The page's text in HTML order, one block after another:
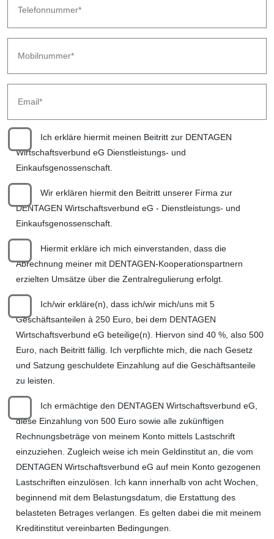
Ich erkläre hiermit meinen Beitritt zur DENTAGEN
Wirtschaftsverbund eG Dienstleistungs- und
Einkaufsgenossenschaft.
Wir erklären hiermit den Beitritt unserer Firma zur
DENTAGEN Wirtschaftsverbund eG - Dienstleistungs- und
Einkaufsgenossenschaft.
Hiermit erkläre ich mich einverstanden, dass die
Abrechnung meiner mit DENTAGEN-Kooperationspartnern
erzielten Umsätze über die Zentralregulierung erfolgt.
Ich/wir erkläre(n), dass ich/wir mich/uns mit 5
Geschäftsanteilen à 250 Euro, bei dem DENTAGEN
Wirtschaftsverbund eG beteilige(n). Hiervon sind 40 %, also 500
Euro, nach Beitritt fällig. Ich verpflichte mich, die nach Gesetz
und Satzung geschuldete Einzahlung auf die Geschäftsanteile
zu leisten.
Ich ermächtige den DENTAGEN Wirtschaftsverbund eG,
diese Einzahlung von 500 Euro sowie alle zukünftigen
Rechnungsbeträge von meinem Konto mittels Lastschrift
einzuzie­hen. Zugleich weise ich mein Geldinstitut an, die vom
DENTAGEN Wirtschaftsverbund eG auf mein Konto gezogenen
Lastschriften einzulösen. Ich kann innerhalb von acht Wochen,
beginnend mit dem Belastungsdatum, die Erstattung des
belasteten Betrages verlangen. Es gelten dabei die mit meinem
Kreditinstitut vereinbarten Bedingungen.